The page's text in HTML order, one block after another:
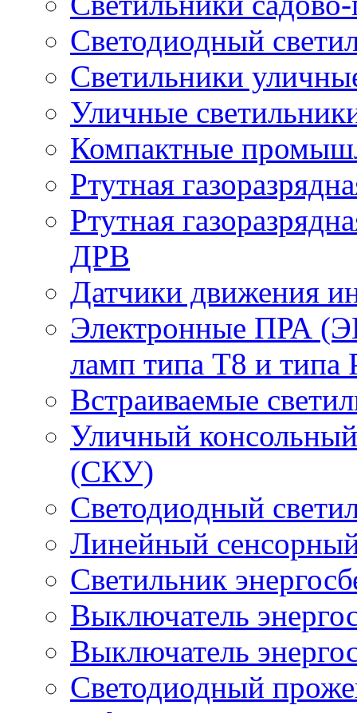
Светодиодный
Светильники
Уличные
Компактные
Ртутная
Ртутная
ДРВ
Датчики движения
Электронные ПРА
ламп типа Т8 и типа
Встраиваемые
Уличный
(СКУ)
Светодиодный
Линейный
Светильник
Выключатель
Выключатель
Светодиодный